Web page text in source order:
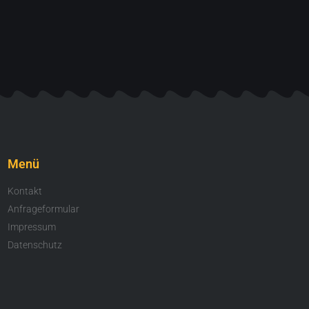
Menü
Kontakt
Anfrageformular
Impressum
Datenschutz